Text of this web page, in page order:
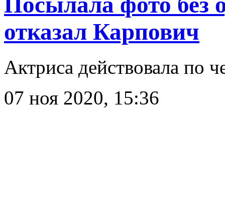
отказал Карпович
Актриса действовала по
07 ноя 2020, 15:36